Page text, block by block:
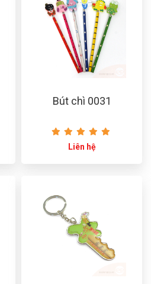
Bút chì 0031
Liên hệ